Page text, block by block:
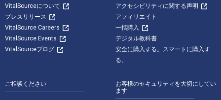
VitalSourceについて
プレスリリース
VitalSource Careers
VitalSource Events
VitalSourceブログ
アクセシビリティに関する声明
アフィリエイト
一括購入
デジタル教科書
安全に購入する。スマートに購入す
る。
ご相談ください
お客様のセキュリティを大切にしてい
ます